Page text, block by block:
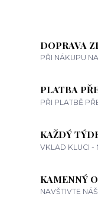
DOPRAVA
PŘI NÁKUPU
PLATBA
PŘI PLATBĚ
KAŽDÝ
VKLAD KLUCI -
KAMENNÝ
NAVŠTIVTE